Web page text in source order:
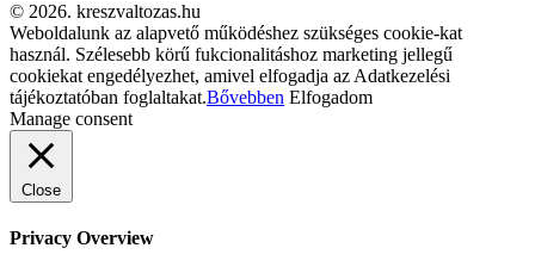
© 2026. kreszvaltozas.hu
Weboldalunk az alapvető működéshez szükséges cookie-kat
használ. Szélesebb körű fukcionalitáshoz marketing jellegű
cookiekat engedélyezhet, amivel elfogadja az Adatkezelési
tájékoztatóban foglaltakat.Bővebben Elfogadom
Manage consent
Close
Privacy Overview